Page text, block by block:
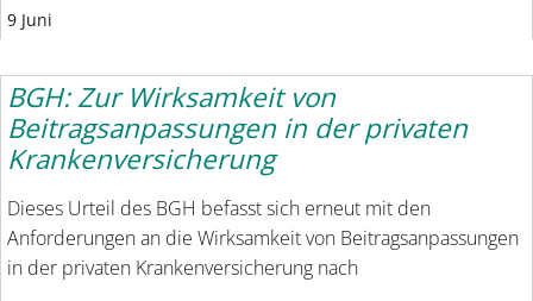
9 Juni
BGH: Zur Wirksamkeit von
Beitragsanpassungen in der privaten
Krankenversicherung
Dieses Urteil des BGH befasst sich erneut mit den
Anforderungen an die Wirksamkeit von Beitragsanpassungen
in der privaten Krankenversicherung nach